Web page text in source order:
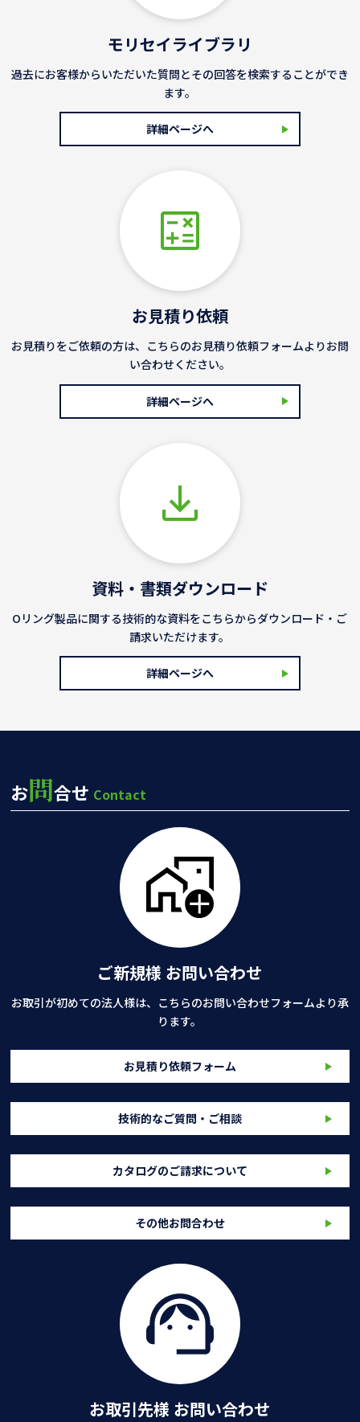
モリセイライブラリ
過去にお客様からいただいた質問とその回答を検索することができ
ます。
詳細ページへ
お見積り依頼
お見積りをご依頼の方は、こちらのお見積り依頼フォームよりお問
い合わせください。
詳細ページへ
資料・書類ダウンロード
Oリング製品に関する技術的な資料をこちらからダウンロード・ご
請求いただけます。
詳細ページへ
お問合せ Contact
ご新規様 お問い合わせ
お取引が初めての法人様は、こちらのお問い合わせフォームより承
ります。
お見積り依頼フォーム
技術的なご質問・ご相談
カタログのご請求について
その他お問合わせ
お取引先様 お問い合わせ